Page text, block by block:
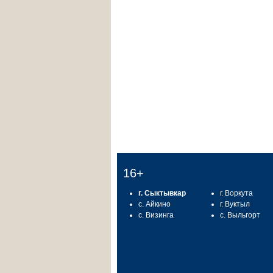
16+
г. Сыктывкар
с. Айкино
с. Визинга
г. Воркута
г. Вуктыл
с. Выльгорт